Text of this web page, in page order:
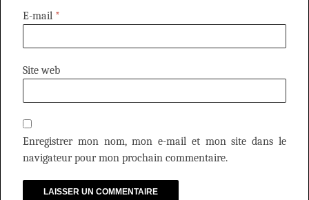
E-mail *
Site web
Enregistrer mon nom, mon e-mail et mon site dans le
navigateur pour mon prochain commentaire.